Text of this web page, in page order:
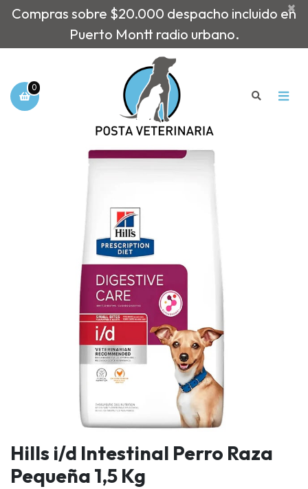
Compras sobre $20.000 despacho incluido en
Puerto Montt radio urbano.
×
0
Hills i/d Intestinal Perro Raza
Pequeña 1,5 Kg